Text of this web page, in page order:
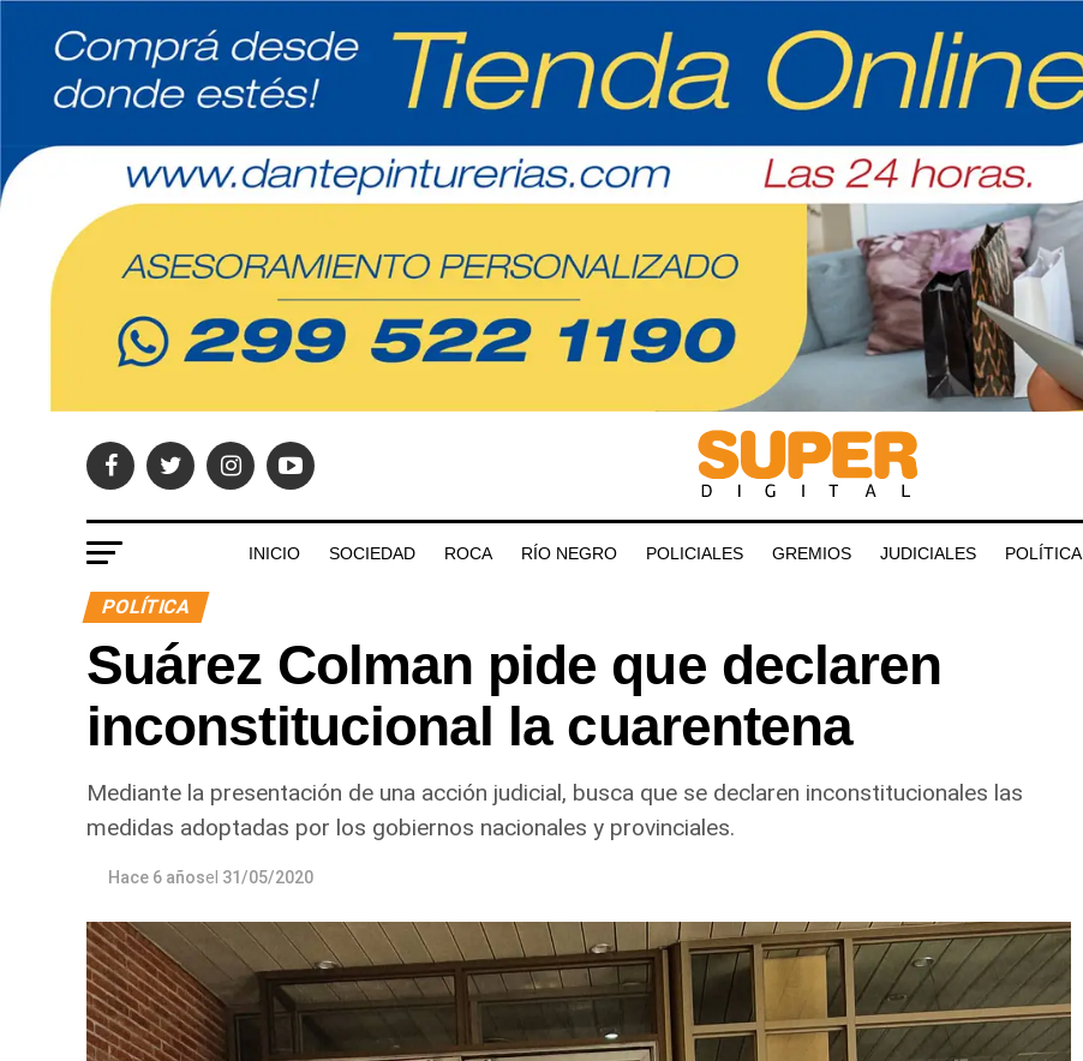
INICIO SOCIEDAD ROCA RÍO NEGRO POLICIALES GREMIOS JUDICIALES POLÍTICA
POLÍTICA
Suárez Colman pide que declaren
inconstitucional la cuarentena
Mediante la presentación de una acción judicial, busca que se declaren inconstitucionales las
medidas adoptadas por los gobiernos nacionales y provinciales.
Hace 6 añosel 31/05/2020